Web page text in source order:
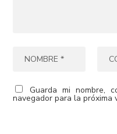
Guarda mi nombre,
navegador para la próxima